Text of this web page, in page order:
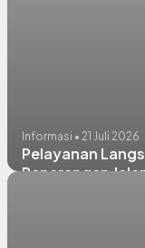
Informasi • 21 Juli 2026
Pelayanan
Penerangan